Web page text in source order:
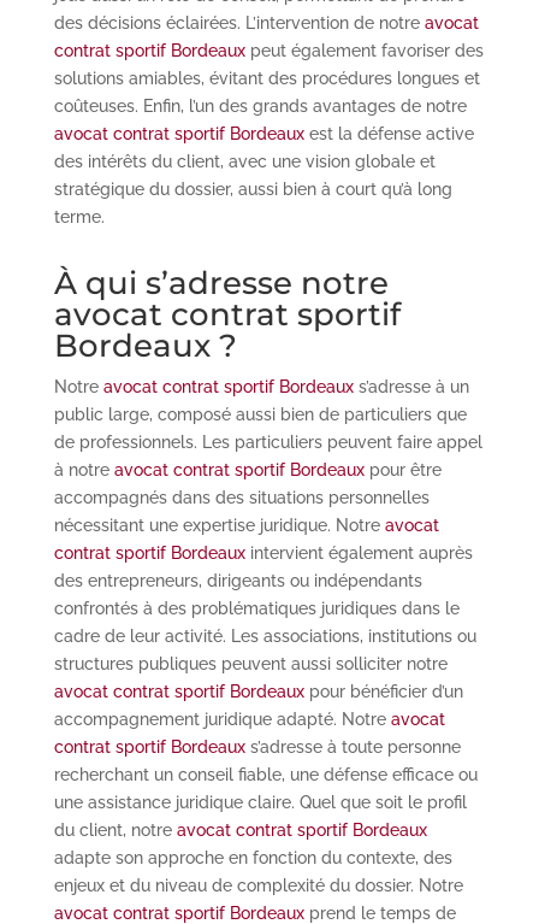
des décisions éclairées. L’intervention de notre avocat
contrat sportif Bordeauxpeut également favoriser des
solutions amiables, évitant des procédures longues et
coûteuses. Enfin, l’un des grands avantages de notre
avocat contrat sportif Bordeauxest la défense active
des intérêts du client, avec une vision globale et
stratégique du dossier, aussi bien à court qu’à long
terme.
À qui s’adresse notre
avocat contrat sportif
Bordeaux ?
Notre avocat contrat sportif Bordeauxs’adresse à un
public large, composé aussi bien de particuliers que
de professionnels. Les particuliers peuvent faire appel
à notre avocat contrat sportif Bordeauxpour être
accompagnés dans des situations personnelles
nécessitant une expertise juridique. Notre avocat
contrat sportif Bordeauxintervient également auprès
des entrepreneurs, dirigeants ou indépendants
confrontés à des problématiques juridiques dans le
cadre de leur activité. Les associations, institutions ou
structures publiques peuvent aussi solliciter notre
avocat contrat sportif Bordeauxpour bénéficier d’un
accompagnement juridique adapté. Notre avocat
contrat sportif Bordeauxs’adresse à toute personne
recherchant un conseil fiable, une défense efficace ou
une assistance juridique claire. Quel que soit le profil
du client, notre avocat contrat sportif Bordeaux
adapte son approche en fonction du contexte, des
enjeux et du niveau de complexité du dossier. Notre
avocat contrat sportif Bordeauxprend le temps de